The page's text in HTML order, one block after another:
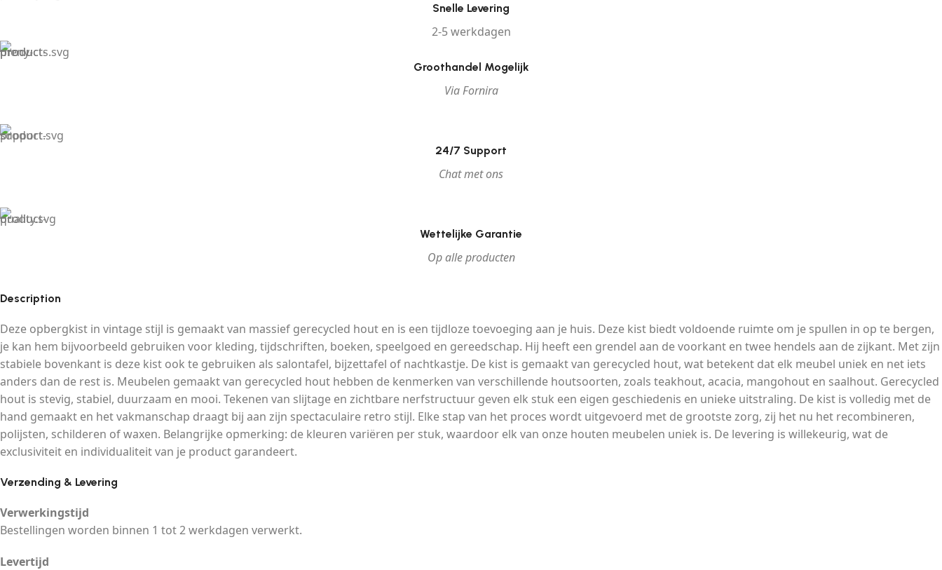
Snelle Levering
2-5 werkdagen
Groothandel Mogelijk
Via Fornira
24/7 Support
Chat met ons
Wettelijke Garantie
Op alle producten
Description
Deze opbergkist in vintage stijl is gemaakt van massief gerecycled hout en is een tijdloze toevoeging aan je huis. Deze kist biedt voldoende ruimte om je spullen in op te bergen,
je kan hem bijvoorbeeld gebruiken voor kleding, tijdschriften, boeken, speelgoed en gereedschap. Hij heeft een grendel aan de voorkant en twee hendels aan de zijkant. Met zijn
stabiele bovenkant is deze kist ook te gebruiken als salontafel, bijzettafel of nachtkastje. De kist is gemaakt van gerecycled hout, wat betekent dat elk meubel uniek en net iets
anders dan de rest is. Meubelen gemaakt van gerecycled hout hebben de kenmerken van verschillende houtsoorten, zoals teakhout, acacia, mangohout en saalhout. Gerecycled
hout is stevig, stabiel, duurzaam en mooi. Tekenen van slijtage en zichtbare nerfstructuur geven elk stuk een eigen geschiedenis en unieke uitstraling. De kist is volledig met de
hand gemaakt en het vakmanschap draagt ​​bij aan zijn spectaculaire retro stijl. Elke stap van het proces wordt uitgevoerd met de grootste zorg, zij het nu het recombineren,
polijsten, schilderen of waxen. Belangrijke opmerking: de kleuren variëren per stuk, waardoor elk van onze houten meubelen uniek is. De levering is willekeurig, wat de
exclusiviteit en individualiteit van je product garandeert.
Verzending & Levering
Verwerkingstijd
Bestellingen worden binnen 1 tot 2 werkdagen verwerkt.
Levertijd